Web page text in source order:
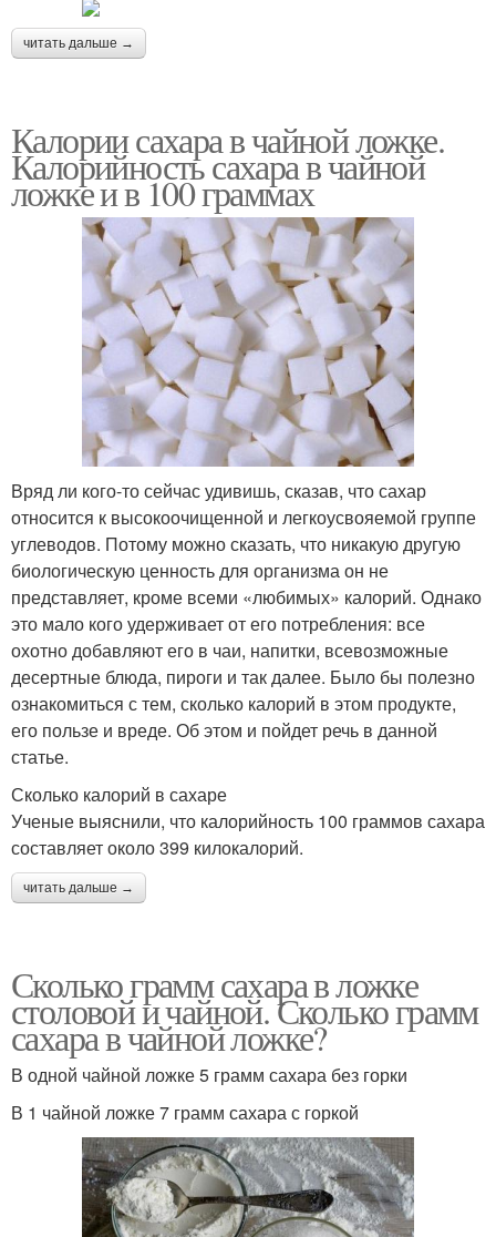
читать дальше →
Калории сахара в чайной ложке.
Калорийность сахара в чайной
ложке и в 100 граммах
Вряд ли кого-то сейчас удивишь, сказав, что сахар
относится к высокоочищенной и легкоусвояемой группе
углеводов. Потому можно сказать, что никакую другую
биологическую ценность для организма он не
представляет, кроме всеми «любимых» калорий. Однако
это мало кого удерживает от его потребления: все
охотно добавляют его в чаи, напитки, всевозможные
десертные блюда, пироги и так далее. Было бы полезно
ознакомиться с тем, сколько калорий в этом продукте,
его пользе и вреде. Об этом и пойдет речь в данной
статье.
Сколько калорий в сахаре
Ученые выяснили, что калорийность 100 граммов сахара
составляет около 399 килокалорий.
читать дальше →
Сколько грамм сахара в ложке
столовой и чайной. Сколько грамм
сахара в чайной ложке?
В одной чайной ложке 5 грамм сахара без горки
В 1 чайной ложке 7 грамм сахара с горкой